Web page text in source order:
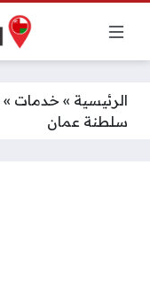
الرئيسية » خدمات »
سلطنة عمان